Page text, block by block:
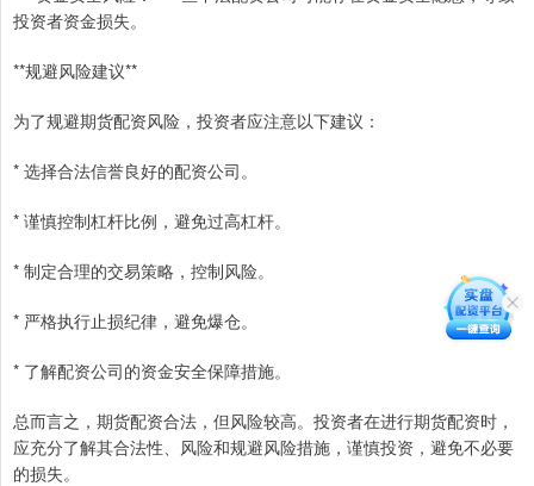
投资者资金损失。
**规避风险建议**
为了规避期货配资风险，投资者应注意以下建议：
* 选择合法信誉良好的配资公司。
* 谨慎控制杠杆比例，避免过高杠杆。
* 制定合理的交易策略，控制风险。
* 严格执行止损纪律，避免爆仓。
* 了解配资公司的资金安全保障措施。
总而言之，期货配资合法，但风险较高。投资者在进行期货配资时，
应充分了解其合法性、风险和规避风险措施，谨慎投资，避免不必要
的损失。